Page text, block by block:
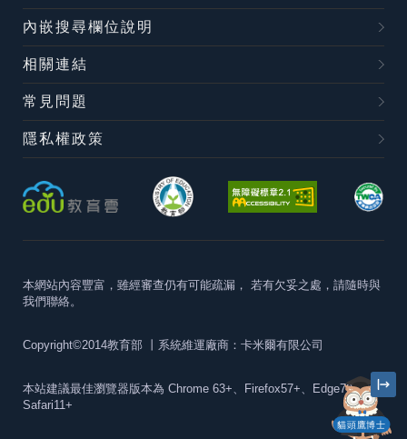
貓頭鷹博士
內嵌搜尋欄位說明
相關連結
常見問題
隱私權政策
本網站內容豐富，雖經審查仍有可能疏漏， 若有欠妥之處，請隨時與
我們聯絡。
Copyright©2014教育部 丨系統維運廠商：卡米爾有限公司
本站建議最佳瀏覽器版本為 Chrome 63+、Firefox57+、Edge79+及
Safari11+